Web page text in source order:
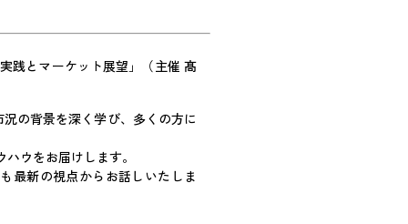
践とマーケット展望」（主催 髙
の背景を深く学び、多くの方に
ウをお届けします。
最新の視点からお話しいたしま